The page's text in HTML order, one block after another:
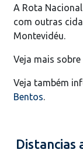
A Rota
com outras
Montevidéu.
Veja mais sobre
Veja também
Bentos.
Distancias